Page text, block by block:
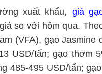
xuất khẩu, giá
so với hôm qua.
(VFA), gạo Jasmine
USD/tấn; gạo thơm
485-495 USD/tấn;